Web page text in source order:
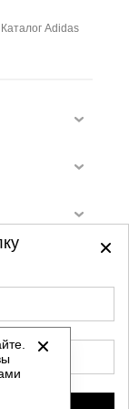
Каталог Adidas
права
и
данных